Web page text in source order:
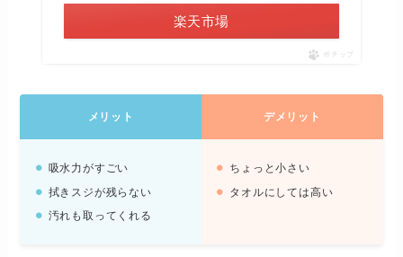
楽天市場
ポチップ
メリット デメリット
吸水力がすごい
拭きスジが残らない
汚れも取ってくれる
ちょっと小さい
タオルにしては高い